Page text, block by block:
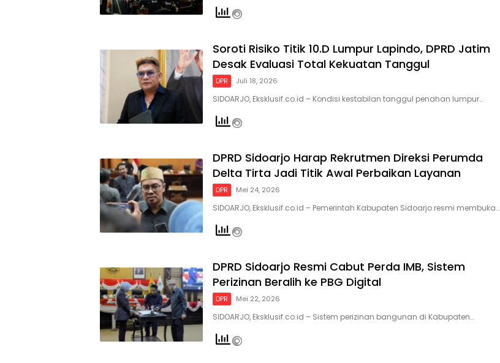
Soroti Risiko Titik 10.D Lumpur Lapindo, DPRD Jatim
Desak Evaluasi Total Kekuatan Tanggul
DPR Juli 18, 2026
SIDOARJO, Eksklusif.co.id – Kondisi kestabilan tanggul penahan lumpur…
DPRD Sidoarjo Harap Rekrutmen Direksi Perumda
Delta Tirta Jadi Titik Awal Perbaikan Layanan
DPR Mei 24, 2026
SIDOARJO, Eksklusif.co.id – Pemerintah Kabupaten Sidoarjo resmi membuka…
DPRD Sidoarjo Resmi Cabut Perda IMB, Sistem
Perizinan Beralih ke PBG Digital
DPR Mei 22, 2026
SIDOARJO, Eksklusif.co.id – Sistem perizinan bangunan di Kabupaten…